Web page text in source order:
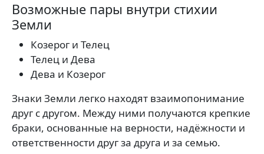
Возможные пары внутри стихии
Земли
Козерог и Телец
Телец и Дева
Дева и Козерог
Знаки Земли легко находят взаимопонимание
друг с другом. Между ними получаются крепкие
браки, основанные на верности, надёжности и
ответственности друг за друга и за семью.